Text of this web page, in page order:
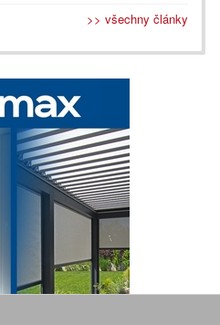
>> všechny články